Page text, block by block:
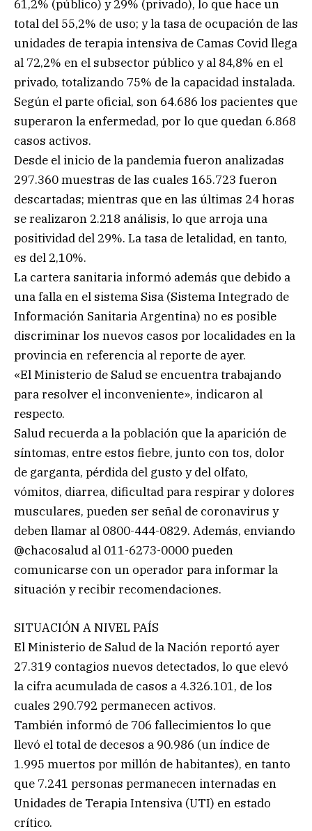
61,2% (público) y 29% (privado), lo que hace un
total del 55,2% de uso; y la tasa de ocupación de las
unidades de terapia intensiva de Camas Covid llega
al 72,2% en el subsector público y al 84,8% en el
privado, totalizando 75% de la capacidad instalada.
Según el parte oficial, son 64.686 los pacientes que
superaron la enfermedad, por lo que quedan 6.868
casos activos.
Desde el inicio de la pandemia fueron analizadas
297.360 muestras de las cuales 165.723 fueron
descartadas; mientras que en las últimas 24 horas
se realizaron 2.218 análisis, lo que arroja una
positividad del 29%. La tasa de letalidad, en tanto,
es del 2,10%.
La cartera sanitaria informó además que debido a
una falla en el sistema Sisa (Sistema Integrado de
Información Sanitaria Argentina) no es posible
discriminar los nuevos casos por localidades en la
provincia en referencia al reporte de ayer.
«El Ministerio de Salud se encuentra trabajando
para resolver el inconveniente», indicaron al
respecto.
Salud recuerda a la población que la aparición de
síntomas, entre estos fiebre, junto con tos, dolor
de garganta, pérdida del gusto y del olfato,
vómitos, diarrea, dificultad para respirar y dolores
musculares, pueden ser señal de coronavirus y
deben llamar al 0800-444-0829. Además, enviando
@chacosalud al 011-6273-0000 pueden
comunicarse con un operador para informar la
situación y recibir recomendaciones.
SITUACIÓN A NIVEL PAÍS
El Ministerio de Salud de la Nación reportó ayer
27.319 contagios nuevos detectados, lo que elevó
la cifra acumulada de casos a 4.326.101, de los
cuales 290.792 permanecen activos.
También informó de 706 fallecimientos lo que
llevó el total de decesos a 90.986 (un índice de
1.995 muertos por millón de habitantes), en tanto
que 7.241 personas permanecen internadas en
Unidades de Terapia Intensiva (UTI) en estado
crítico.